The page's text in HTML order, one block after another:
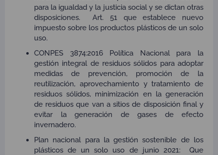
para la igualdad y la justicia social y se dictan otras
disposiciones.
Art. 51 que establece nuevo
impuesto sobre los productos plásticos de un solo
uso.
CONPES 3874:2016 Política Nacional para la
gestión integral de residuos sólidos para adoptar
medidas de prevención, promoción de la
reutilización, aprovechamiento y tratamiento de
residuos sólidos, minimización en la generación
de residuos que van a sitios de disposición final y
evitar la generación de gases de efecto
invernadero.
Plan nacional para la gestión sostenible de los
plásticos de un solo uso de junio 2021:
Que